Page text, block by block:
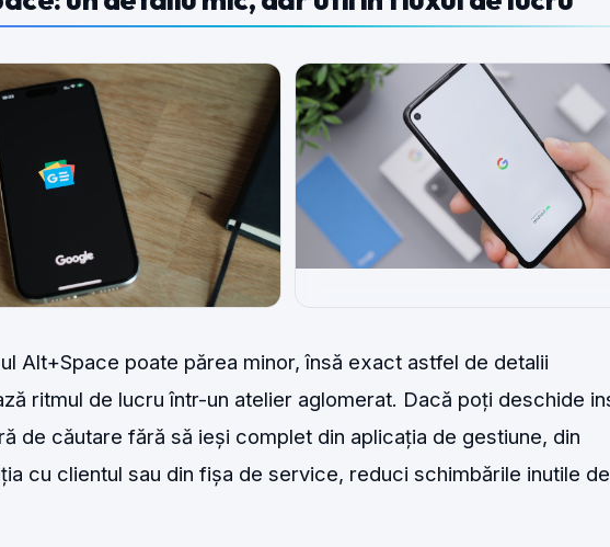
Alt+Space poate părea minor, însă exact astfel de detalii
ritmul de lucru într-un atelier aglomerat. Dacă poți deschide
de căutare fără să ieși complet din aplicația de gestiune, din
cu clientul sau din fișa de service, reduci schimbările inutile de